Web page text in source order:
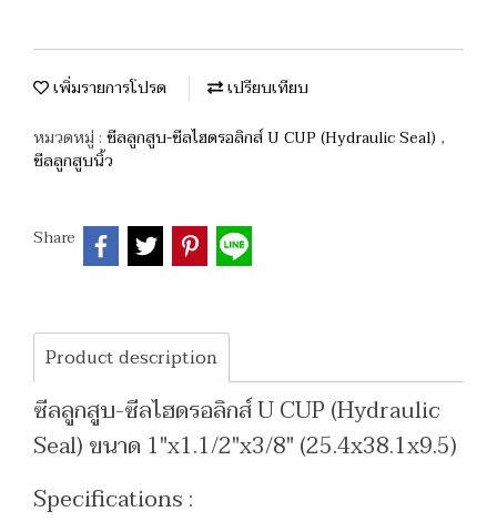
เพิ่มรายการโปรด
เปรียบเทียบ
หมวดหมู่ : ซีลลูกสูบ-ซีลไฮดรอลิกส์ U CUP (Hydraulic Seal) ,
ซีลลูกสูบนิ้ว
Share
Product description
ซีลลูกสูบ-ซีลไฮดรอลิกส์ U CUP (Hydraulic
Seal) ขนาด 1"x1.1/2"x3/8" (25.4x38.1x9.5)
Specifications :